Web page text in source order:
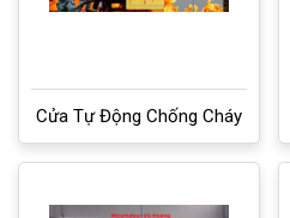
Cửa Tự Động Chống Cháy